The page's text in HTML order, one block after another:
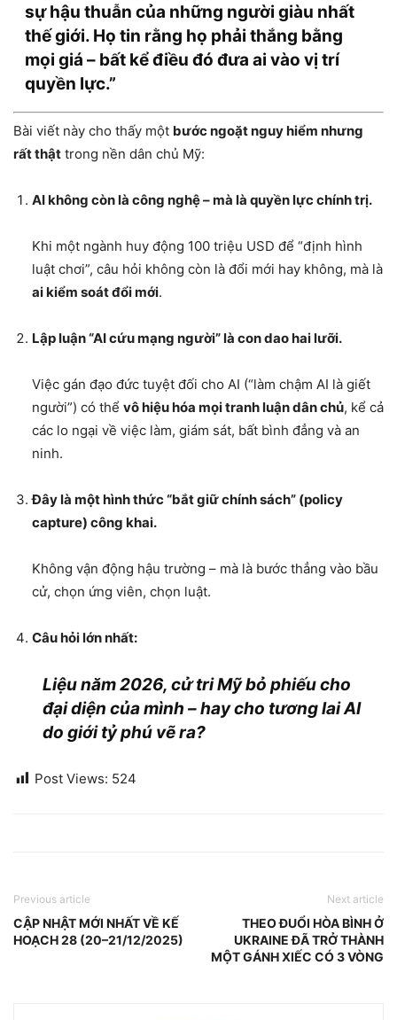
sự hậu thuẫn của những người giàu nhất
thế giới. Họ tin rằng họ phải thắng bằng
mọi giá – bất kể điều đó đưa ai vào vị trí
quyền lực.”
Bài viết này cho thấy một bước ngoặt nguy hiểm nhưng
rất thật trong nền dân chủ Mỹ:
AI không còn là công nghệ – mà là quyền lực chính trị.
Khi một ngành huy động 100 triệu USD để “định hình
luật chơi”, câu hỏi không còn là đổi mới hay không, mà là
ai kiểm soát đổi mới.
Lập luận “AI cứu mạng người” là con dao hai lưỡi.
Việc gán đạo đức tuyệt đối cho AI (“làm chậm AI là giết
người”) có thể vô hiệu hóa mọi tranh luận dân chủ, kể cả
các lo ngại về việc làm, giám sát, bất bình đẳng và an
ninh.
Đây là một hình thức “bắt giữ chính sách” (policy
capture) công khai.
Không vận động hậu trường – mà là bước thẳng vào bầu
cử, chọn ứng viên, chọn luật.
Câu hỏi lớn nhất:
Liệu năm 2026, cử tri Mỹ bỏ phiếu cho
đại diện của mình – hay cho tương lai AI
do giới tỷ phú vẽ ra?
Post Views: 524
Previous article
CẬP NHẬT MỚI NHẤT VỀ KẾ
HOẠCH 28 (20–21/12/2025)
Next article
THEO ĐUỔI HÒA BÌNH Ở
UKRAINE ĐÃ TRỞ THÀNH
MỘT GÁNH XIẾC CÓ 3 VÒNG